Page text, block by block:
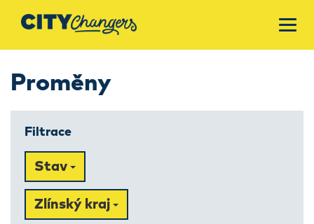
Proměny
Filtrace
Stav
Zlínský kraj